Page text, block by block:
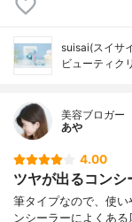
suisai(スイサ
ビューティク
美容ブロガー
あや
4.00
ツヤが出るコンシ
筆タイプなので、使
ンシーラーによくあ